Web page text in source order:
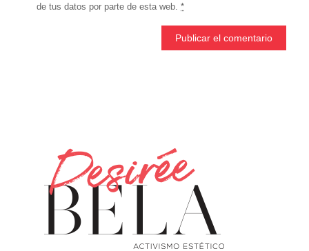
de tus datos por parte de esta web. *